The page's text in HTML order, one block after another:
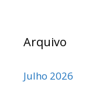
Arquivo
Julho 2026